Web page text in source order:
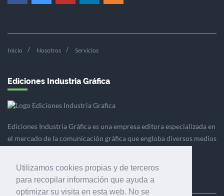
Utilizamos cookies propias y de terceros
para recopilar información que ayuda a
optimizar su visita en esta web. No se
Inicio Nosotros Servicios
Ediciones Industria Gráfica
Ediciones Industria Gráfica es una empresa editora especializada en
el mercado de la comunicación gráfica que engloba diversos medios